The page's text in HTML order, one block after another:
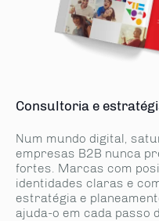
Consultoria e
Num mundo digital,
empresas B2B nunca
fortes. Marcas com
identidades claras e
estratégia e
ajuda-o em cada passo